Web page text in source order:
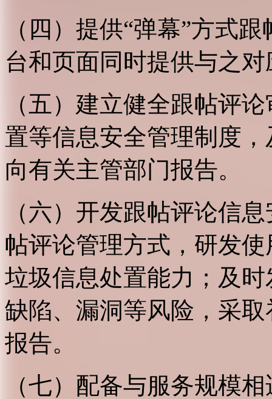
（四）提供“弹幕”方式
台和页面同时提供与之
（五）建立健全跟帖评
置等信息安全管理制度
向有关主管部门报告。
（六）开发跟帖评论信
帖评论管理方式，研发
垃圾信息处置能力；及
缺陷、漏洞等风险，采
报告。
（七）配备与服务规模